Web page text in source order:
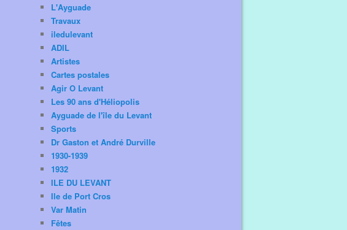
L'Ayguade
Travaux
iledulevant
ADIL
Artistes
Cartes postales
Agir O Levant
Les 90 ans d'Héliopolis
Ayguade de l'île du Levant
Sports
Dr Gaston et André Durville
1930-1939
1932
ILE DU LEVANT
Ile de Port Cros
Var Matin
Fêtes